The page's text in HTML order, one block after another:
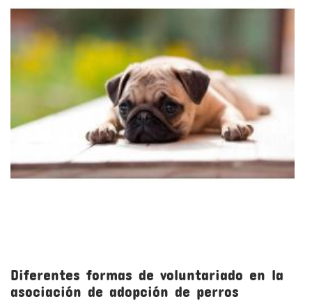
Diferentes formas de voluntariado en la
asociación de adopción de perros